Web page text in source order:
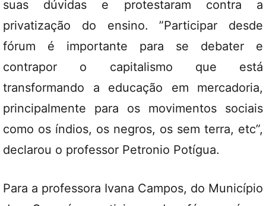
suas dúvidas e protestaram contra a
privatização do ensino. ”Participar desde
fórum é importante para se debater e
contrapor o capitalismo que está
transformando a educação em mercadoria,
principalmente para os movimentos sociais
como os índios, os negros, os sem terra, etc”,
declarou o professor Petronio Potígua.
Para a professora Ivana Campos, do Município